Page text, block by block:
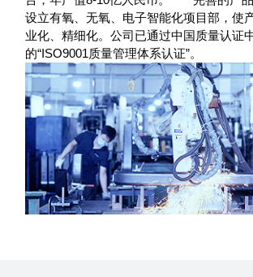
设立有氧、无氧、电子智能化项目部，使
业化、精细化。公司已通过中国质量认证
的“ISO9001质量管理体系认证”。